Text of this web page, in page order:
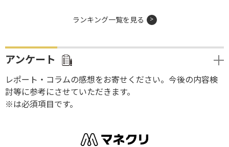
ランキング一覧を見る
アンケート
レポート・コラムの感想をお寄せください。今後の内容検
討等に参考にさせていただきます。
※は必須項目です。